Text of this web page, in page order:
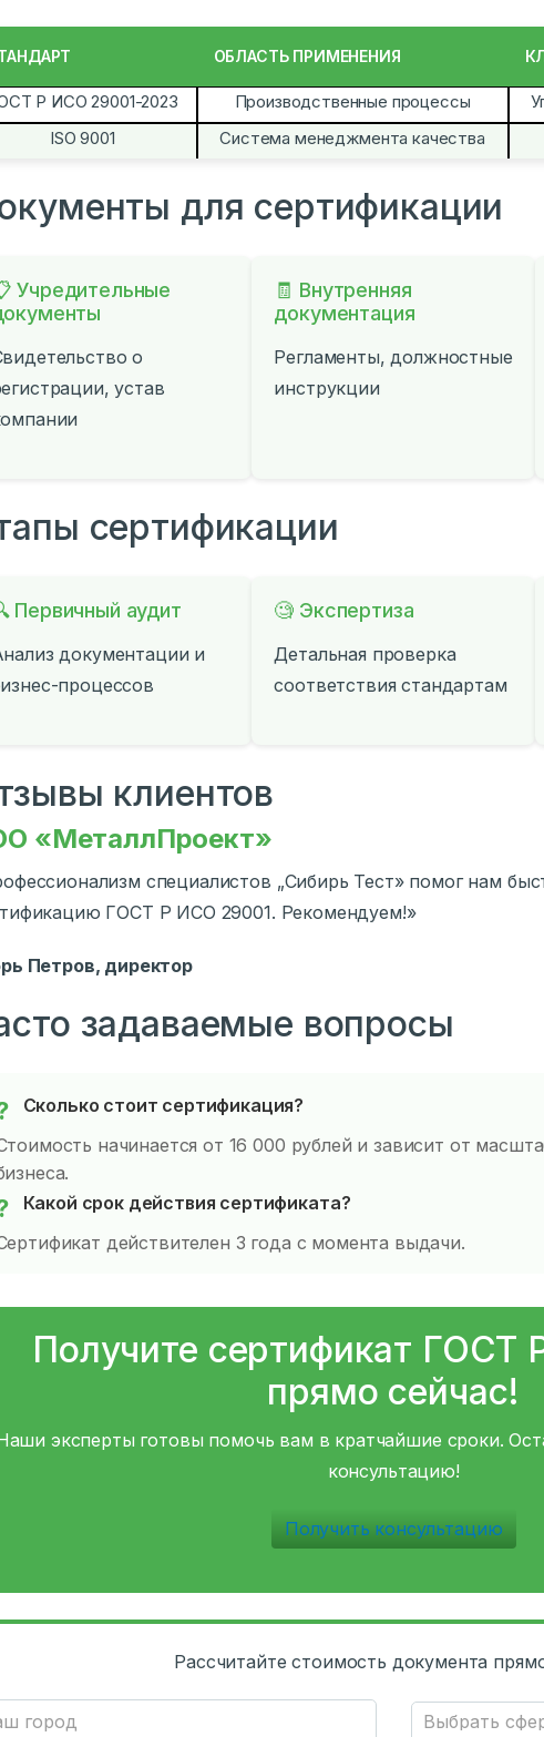
ОБЛАСТЬ ПРИМЕНЕНИЯ
Р ИСО 29001-2023 Производственные процессы
ISO 9001
Система менеджмента качества
для сертификации
Учредительные
о
устав
🧾 Внутренняя
документация
Регламенты, должностные
инструкции
сертификации
Первичный аудит
документации и
процессов
🧐 Экспертиза
Детальная проверка
соответствия стандартам
клиентов
«МеталлПроект»
специалистов „Сибирь Тест» помог нам
ГОСТ Р ИСО 29001. Рекомендуем!»
Петров, директор
задаваемые вопросы
Сколько стоит сертификация?
начинается от 16 000 рублей и зависит от
Какой срок действия сертификата?
действителен 3 года с момента выдачи.
Получите сертификат ГОСТ
прямо сейчас!
эксперты готовы помочь вам в кратчайшие сроки.
консультацию!
Получить консультацию
Рассчитайте стоимость документа